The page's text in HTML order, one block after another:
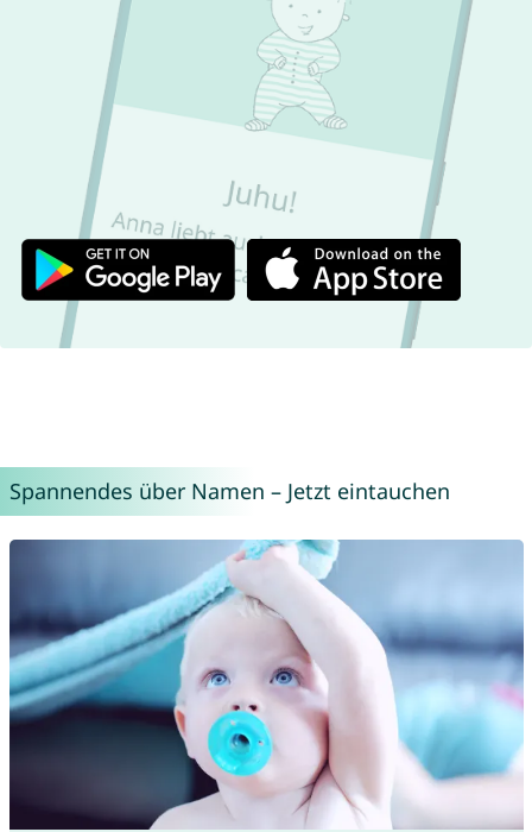
Spannendes über Namen – Jetzt eintauchen